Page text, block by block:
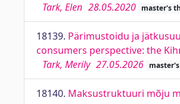
Tark, Elen 28.05.2020 master's
18139. Pärimustoidu ja
consumers perspective: the
Tark, Merily 27.05.2026
18140. Maksustruktuuri mõju